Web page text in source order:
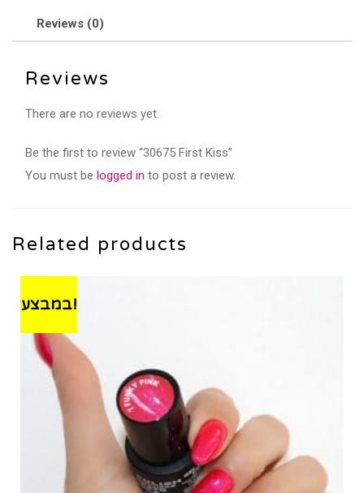
Reviews (0)
Reviews
There are no reviews yet.
Be the first to review “30675 First Kiss”
You must be logged in to post a review.
Related products
במבצע!